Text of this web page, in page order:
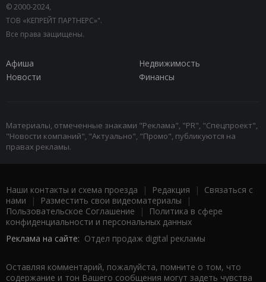
© 2000-2024,
ТОВ «КЕПРЕЙТ ПАРТНЕРС»".
Все права защищены.
Афиша
Недвижимость
Новости
Финансы
Материалы, отмеченные знаками "Реклама", "PR", "Спецпроект",
"Новости компаний", "Актуально", "Промо", публикуются на
правах рекламы.
Наши контакты и схема проезда | Редакция | Связаться с
нами | Разместить свои видеоматериалы |
Пользовательское Соглашение |
Политика в сфере
конфиденциальности и персональных данных
Реклама на сайте: Отдел продаж digital рекламы
Оставляя комментарий, пожалуйста, помните о том, что
содержание и тон Вашего сообщения могут задеть чувства